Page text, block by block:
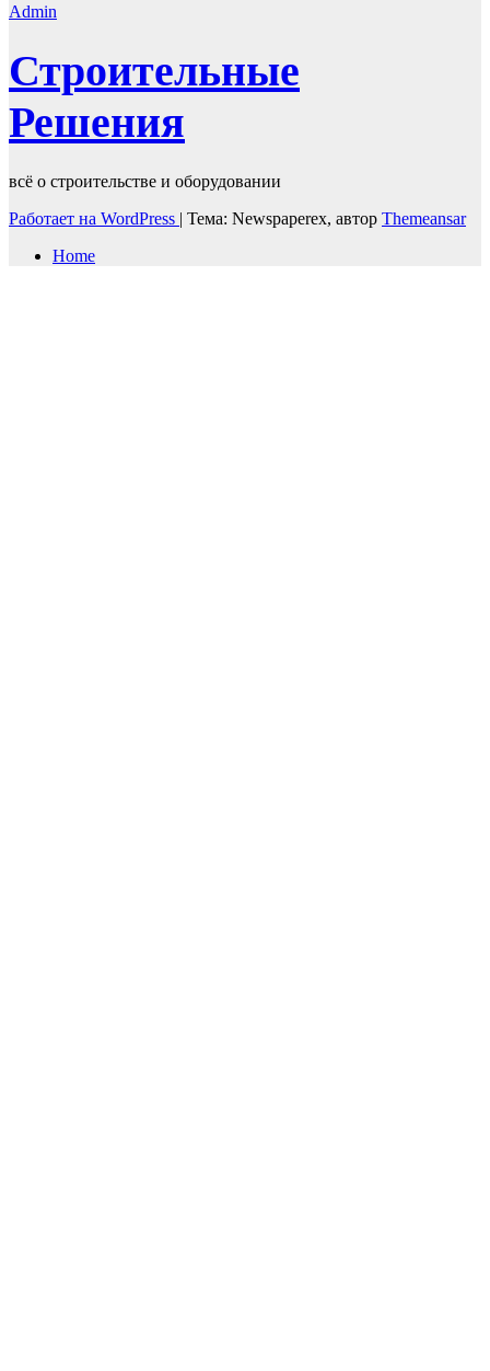
Admin
Строительные
Решения
всё о строительстве и оборудовании
Работает на WordPress | Тема: Newspaperex, автор Themeansar
Home